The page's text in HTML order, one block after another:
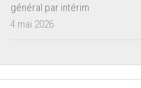
général par intérim
4 mai 2026